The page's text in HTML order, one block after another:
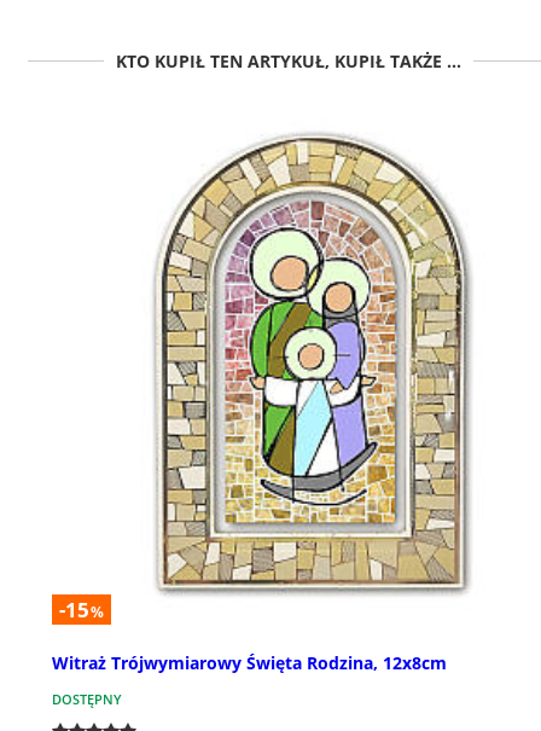
KTO KUPIŁ TEN ARTYKUŁ, KUPIŁ TAKŻE ...
-15%
Witraż Trójwymiarowy Święta Rodzina, 12x8cm
DOSTĘPNY